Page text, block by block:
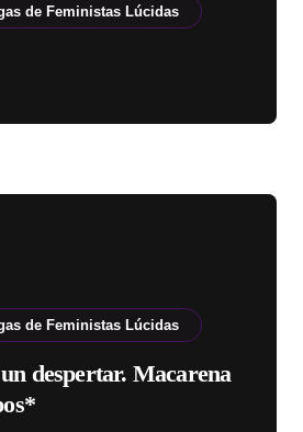
de Feministas Lúcidas
de Feministas Lúcidas
despertar. Macarena